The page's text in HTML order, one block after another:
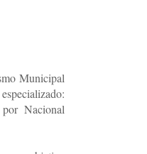
Municipal
Nacional